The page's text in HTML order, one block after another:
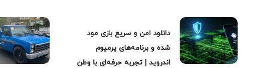
دانلود امن و سریع بازی مود
شده و برنامه‌های پرمیوم
اندروید | تجربه حرفه‌ای با وطن